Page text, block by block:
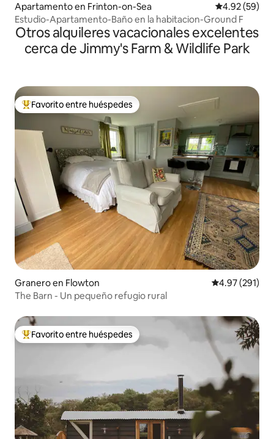
Apartamento en Frinton-on-Sea Calificación
4.92 (59)
Estudio-Apartamento-Baño en la habitacion-Ground F
Otros alquileres vacacionales excelentes
cerca de Jimmy's Farm & Wildlife Park
Favorito entre huéspedes preferido
Favorito entre huéspedes
Granero en Flowton Calificación
4.97 (291)
The Barn - Un pequeño refugio rural
Favorito entre huéspedes preferido
Favorito entre huéspedes